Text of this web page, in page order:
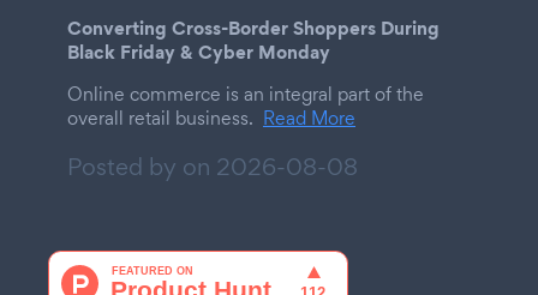
Converting Cross-Border Shoppers During
Black Friday & Cyber Monday
Online commerce is an integral part of the
overall retail business. Read More
Posted by on 2026-08-08